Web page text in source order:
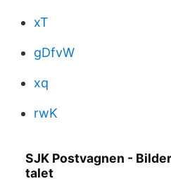
xT
gDfvW
xq
rwK
SJK Postvagnen -
talet